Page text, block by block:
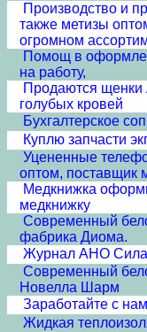
Производство и
также метизы
огромном
Помощ в
на работу,
Продаются
голубых кровей
Бухгалтерское
Куплю запчасти
Уцененные
оптом, поставщик
Медкнижка
медкнижку
Современный
фабрика Диома.
Журнал АНО
Современный
Новелла Шарм
Заработайте с
Жидкая